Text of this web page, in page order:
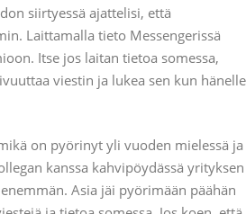
siirtyessä ajattelisi, että
Laittamalla tieto Messengerissä
Itse jos laitan tietoa somessa,
viestin ja lukea sen kun hänelle
on pyörinyt yli vuoden mielessä ja
kanssa kahvipöydässä yrityksen
Asia jäi pyörimään päähän